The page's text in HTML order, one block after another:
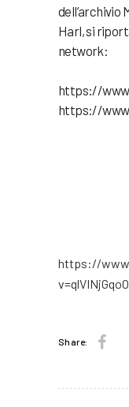
dell’archivio
Harl, si
network:
https://
https://
https://
Share: